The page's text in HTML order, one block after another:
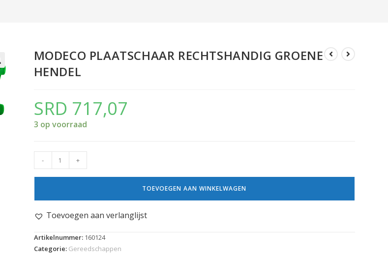
MODECO PLAATSCHAAR RECHTSHANDIG GROENE
HENDEL
SRD 717,07
3 op voorraad
- +
TOEVOEGEN AAN WINKELWAGEN
Toevoegen aan verlanglijst
Artikelnummer: 160124
Categorie: Gereedschappen